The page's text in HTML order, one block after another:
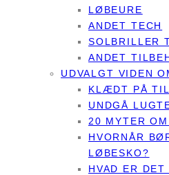
LØBEURE
ANDET TECH
SOLBRILLER
ANDET
UDVALGT VIDEN
KLÆDT PÅ
UNDGÅ
20 MYTER
HVORNÅR
LØBESKO?
HVAD ER DET